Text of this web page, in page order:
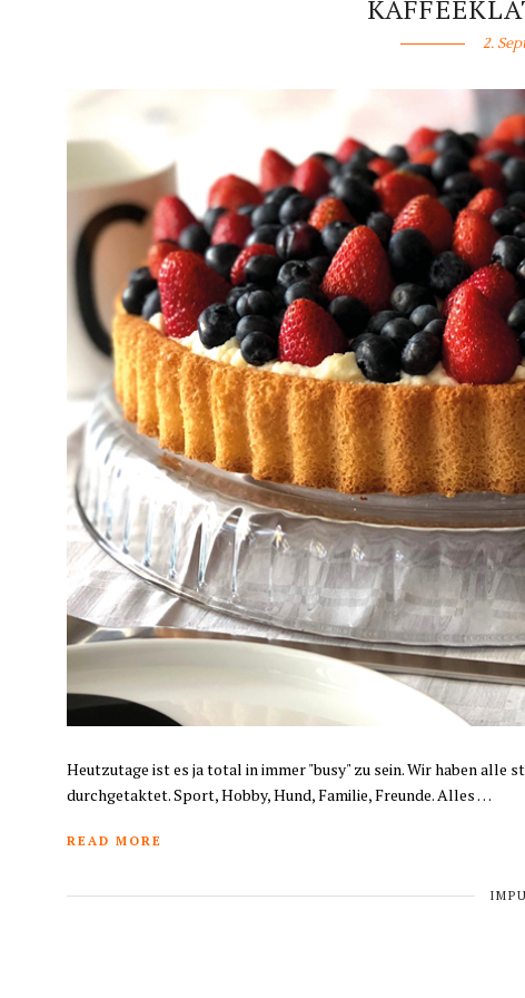
2.
Heutzutage ist es ja total in immer "busy" zu sein. Wir haben alle
durchgetaktet. Sport, Hobby, Hund, Familie, Freunde. Alles …
READ MORE